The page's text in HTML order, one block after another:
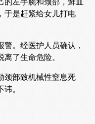
的左手腕和颈部，鲜血
于是赶紧给女儿打电
。经医护人员确认，
了生命危险。
颈部致机械性窒息死
。